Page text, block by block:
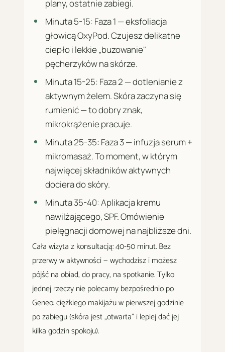
plany, ostatnie zabiegi.
Minuta 5-15: Faza 1 — eksfoliacja
głowicą OxyPod. Czujesz delikatne
ciepło i lekkie „buzowanie"
pęcherzyków na skórze.
Minuta 15-25: Faza 2 — dotlenianie z
aktywnym żelem. Skóra zaczyna się
rumienić — to dobry znak,
mikrokrążenie pracuje.
Minuta 25-35: Faza 3 — infuzja serum +
mikromasaż. To moment, w którym
najwięcej składników aktywnych
dociera do skóry.
Minuta 35-40: Aplikacja kremu
nawilżającego, SPF. Omówienie
pielęgnacji domowej na najbliższe dni.
Cała wizyta z konsultacją: 40-50 minut. Bez
przerwy w aktywności — wychodzisz i możesz
pójść na obiad, do pracy, na spotkanie. Tylko
jednej rzeczy nie polecamy bezpośrednio po
Geneo: ciężkiego makijażu w pierwszej godzinie
po zabiegu (skóra jest „otwarta" i lepiej dać jej
kilka godzin spokoju).